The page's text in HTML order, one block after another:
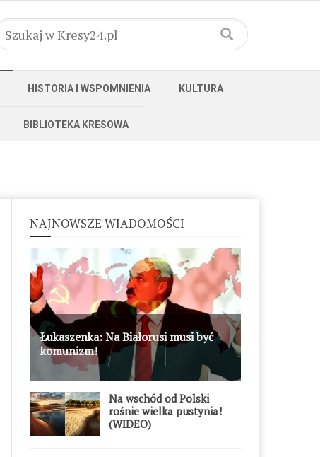
HISTORIA I WSPOMNIENIA KULTURA
BIBLIOTEKA KRESOWA
NAJNOWSZE WIADOMOŚCI
Łukaszenka: Na Białorusi musi być
komunizm!
Na wschód od Polski
rośnie wielka pustynia!
(WIDEO)